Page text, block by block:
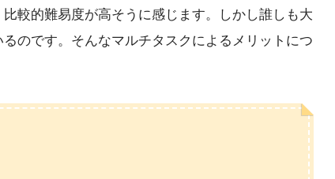
較的難易度が高そうに感じます。しかし誰しも大
のです。そんなマルチタスクによるメリットにつ